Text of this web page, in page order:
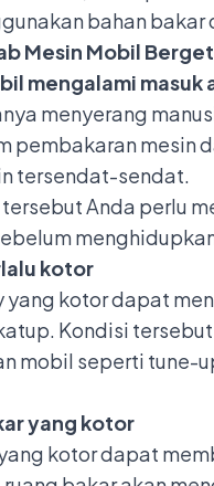
bahan
Mesin Mobil
mengalami masuk
menyerang
pembakaran
tersendat-sendat.
Anda perlu
kotor
kotor dapat
Kondisi
mobil seperti tune-
yang kotor
kotor dapat